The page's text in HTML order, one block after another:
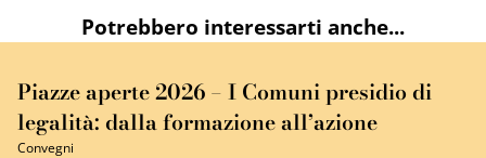
Potrebbero interessarti anche...
Piazze aperte 2026 – I Comuni presidio di
legalità: dalla formazione all’azione
Convegni